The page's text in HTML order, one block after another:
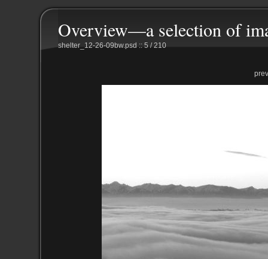
Overview—a selection of
shelter_12-26-09bw.psd :: 5 / 210